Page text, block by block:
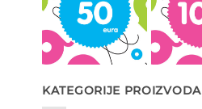
KATEGORIJE PROIZVODA